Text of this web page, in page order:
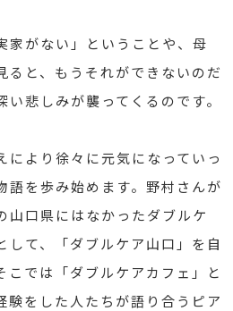
家がない」ということや、母
ると、もうそれができないのだ
悲しみが襲ってくるのです。
により徐々に元気になっていっ
語を歩み始めます。野村さんが
山口県にはなかったダブルケ
して、「ダブルケア山口」を自
こでは「ダブルケアカフェ」と
験をした人たちが語り合うピア